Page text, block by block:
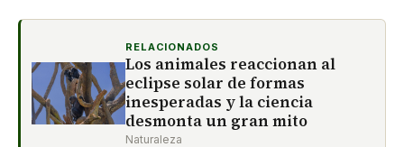
RELACIONADOS
Los animales reaccionan al
eclipse solar de formas
inesperadas y la ciencia
desmonta un gran mito
Naturaleza